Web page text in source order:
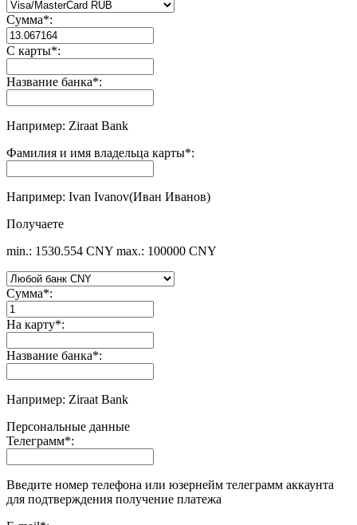
Сумма*:
С карты*:
Название банка*:
Например: Ziraat Bank
Фамилия и имя владельца карты*:
Например: Ivan Ivanov(Иван Иванов)
Получаете
min.: 1530.554 CNY max.: 100000 CNY
Сумма*:
На карту*:
Название банка*:
Например: Ziraat Bank
Персональные данные
Телеграмм*:
Введите номер телефона или юзернейм телеграмм аккаунта
для подтверждения получение платежа